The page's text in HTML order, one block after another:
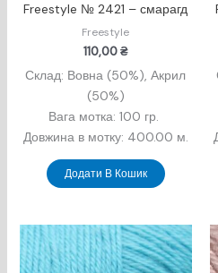
Freestyle № 2421 – смарагд
Freestyle
110,00₴
Склад: Вовна (50%), Акрил
(50%)
Вага мотка: 100 гр.
Довжина в мотку: 400.00 м.
Додати В Кошик